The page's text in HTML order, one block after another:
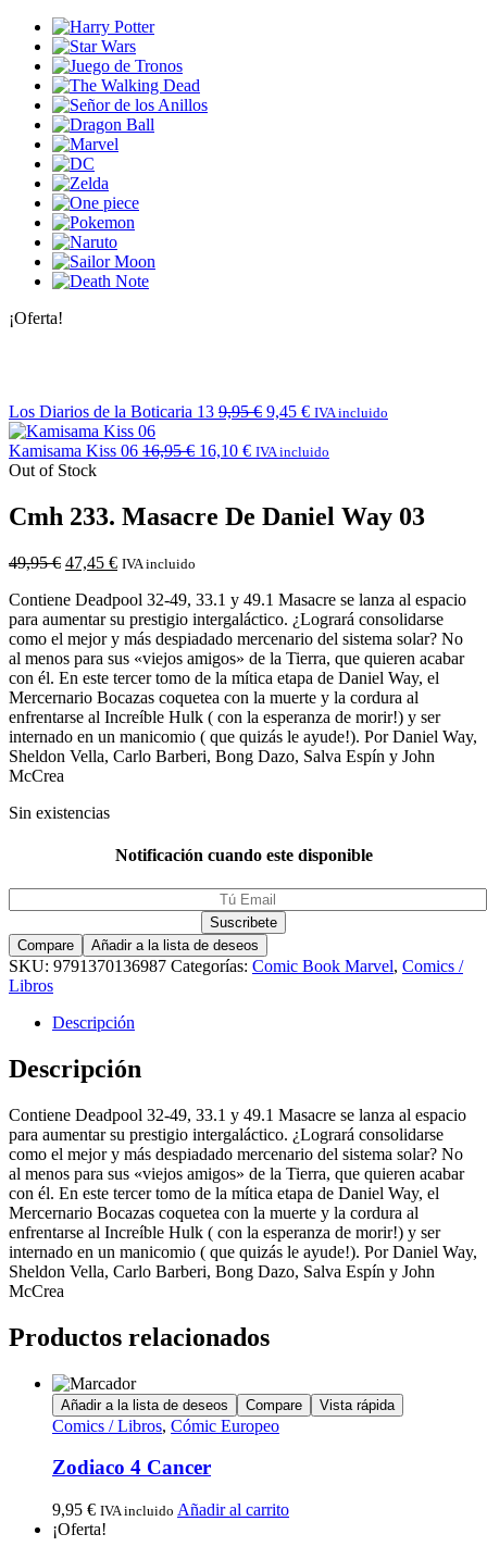
¡Oferta!
Los Diarios de la Boticaria 13 9,95€ 9,45 € IVA incluido
Kamisama Kiss 06 16,95€ 16,10 € IVA incluido
Out of Stock
Cmh 233. Masacre De Daniel Way 03
49,95€ 47,45 € IVA incluido
Contiene Deadpool 32-49, 33.1 y 49.1 Masacre se lanza al espacio
para aumentar su prestigio intergaláctico. ¿Logrará consolidarse
como el mejor y más despiadado mercenario del sistema solar? No
al menos para sus «viejos amigos» de la Tierra, que quieren acabar
con él. En este tercer tomo de la mítica etapa de Daniel Way, el
Mercernario Bocazas coquetea con la muerte y la cordura al
enfrentarse al Increíble Hulk ( con la esperanza de morir!) y ser
internado en un manicomio ( que quizás le ayude!). Por Daniel Way,
Sheldon Vella, Carlo Barberi, Bong Dazo, Salva Espín y John
McCrea
Sin existencias
Notificación cuando este disponible
Compare Añadir a la lista de deseos
SKU: 9791370136987 Categorías: Comic Book Marvel, Comics /
Libros
Descripción
Descripción
Contiene Deadpool 32-49, 33.1 y 49.1 Masacre se lanza al espacio
para aumentar su prestigio intergaláctico. ¿Logrará consolidarse
como el mejor y más despiadado mercenario del sistema solar? No
al menos para sus «viejos amigos» de la Tierra, que quieren acabar
con él. En este tercer tomo de la mítica etapa de Daniel Way, el
Mercernario Bocazas coquetea con la muerte y la cordura al
enfrentarse al Increíble Hulk ( con la esperanza de morir!) y ser
internado en un manicomio ( que quizás le ayude!). Por Daniel Way,
Sheldon Vella, Carlo Barberi, Bong Dazo, Salva Espín y John
McCrea
Productos relacionados
Añadir a la lista de deseos Compare Vista rápida
Comics / Libros, Cómic Europeo
Zodiaco 4 Cancer
9,95 € IVA incluido Añadir al carrito
¡Oferta!